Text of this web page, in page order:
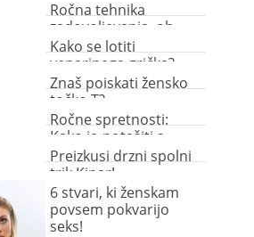
Ročna tehnika
zadovoljevanja, ob
kateri bo ječala od
užitka
Kako se lotiti
venerinega grička?
Znaš poiskati žensko
točko T?
Ročne spretnosti:
Kako jo potešiti s
prsti?
Preizkusi drzni spolni
trik Kipar!
6 stvari, ki ženskam
povsem pokvarijo
seks!